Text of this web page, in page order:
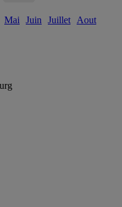
Mai Juin Juillet Aout